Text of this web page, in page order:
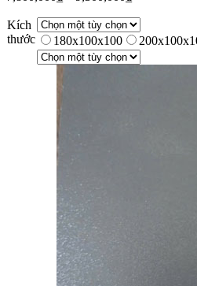
Kích
thước
180x100x100